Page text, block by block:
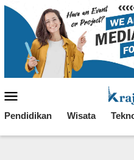
Loncat
Mobile
Pendidikan Wisata